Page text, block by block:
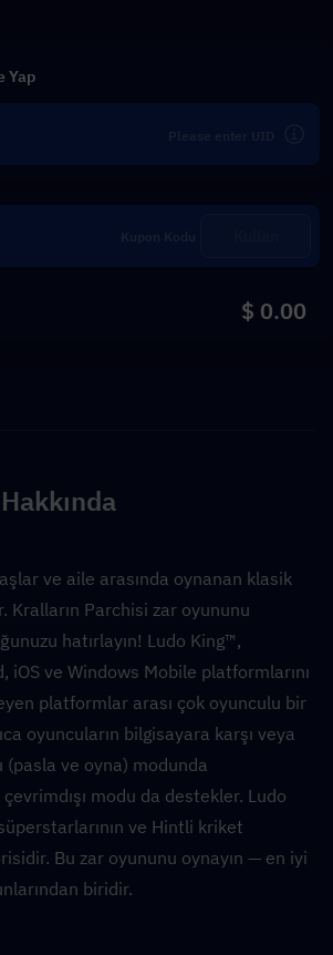
Yap
$ 0.00
ve aile arasında oynanan klasik
Kralların Parchisi zar oyununu
hatırlayın! Ludo King™,
iOS ve Windows Mobile platformlarını
platformlar arası çok oyunculu bir
oyuncuların bilgisayara karşı veya
ve oyna) modunda
modu da destekler. Ludo
ve Hintli kriket
Bu zar oyununu oynayın — en iyi
biridir.